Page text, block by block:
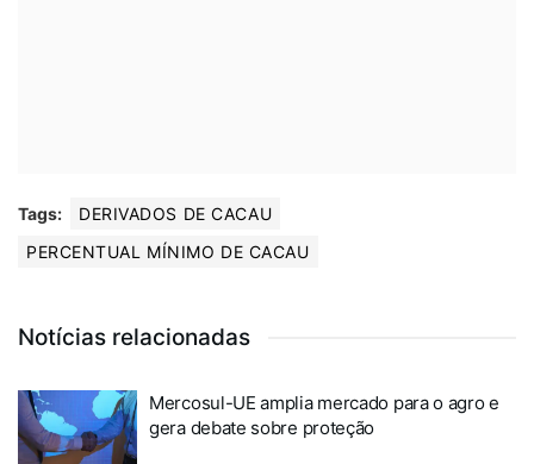
Tags:
DERIVADOS DE CACAU
PERCENTUAL MÍNIMO DE CACAU
Notícias relacionadas
Mercosul-UE amplia mercado para o agro e
gera debate sobre proteção